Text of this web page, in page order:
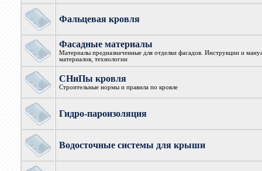
Фальцевая кровля
Фасадные материалы
Материалы предназначенные для отделки фасадов. Инструкции и
материалов, технологии
СНиПы кровля
Строительные нормы и правила по кровле
Гидро-пароизоляция
Водосточные системы для крыши